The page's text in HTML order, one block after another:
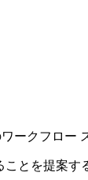
ークフロー
ことを提案す